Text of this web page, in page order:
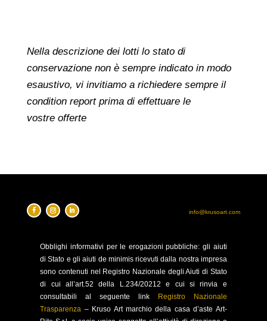
Nella descrizione dei lotti lo stato di
conservazione non è sempre indicato in modo
esaustivo, vi invitiamo a richiedere sempre il
condition report prima di effettuare le
vostre offerte
info@krusoart.com
Obblighi informativi per le erogazioni pubbliche: gli aiuti
di Stato e gli aiuti de minimis ricevuti dalla nostra impresa
sono contenuti nel Registro Nazionale degli Aiuti di Stato
di cui all’art.52 della L.234/20212 e cui si rinvia e
consultabili al seguente link
Registro Nazionale
Trasparenza – Kruso Art marchio della casa d’aste Art-